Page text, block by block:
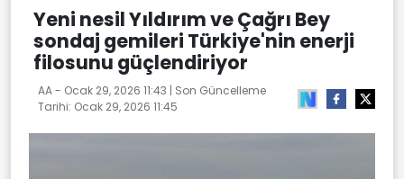
Yeni nesil Yıldırım ve Çağrı Bey
sondaj gemileri Türkiye'nin enerji
filosunu güçlendiriyor
AA - Ocak 29, 2026 11:43 | Son Güncelleme
Tarihi: Ocak 29, 2026 11:45